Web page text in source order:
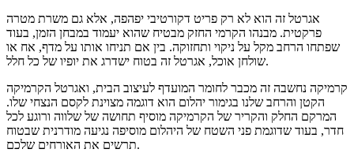
אגרטל זה הוא לא רק פריט דקורטיבי יפהפה, אלא גם משרת מטרה
פרקטית. מבנהו הקרמי החזק מבטיח שהוא יעמוד במבחן הזמן, בעוד
שפתחו הרחב מקל על ניקוי ותחזוקה. בין אם תניחו אותו על מדף, אח או
שולחן אוכל, אגרטל זה בטוח ישדרג את יופיו של כל חלל.
קרמיקה נחשבה זה מכבר לחומר המועדף לעיצוב הבית, ואגרטל הקרמיקה
הקטן והרחב שלנו בגימור יהלום הוא דוגמה מצוינת לקסם הנצחי שלו.
המרקם החלק והקריר של הקרמיקה מוסיף תחושה של שלווה ורוגע לכל
חדר, בעוד שדוגמת פני השטח של היהלום מוסיפה נגיעה מודרנית שבטוח
תרשים את האורחים שלכם.